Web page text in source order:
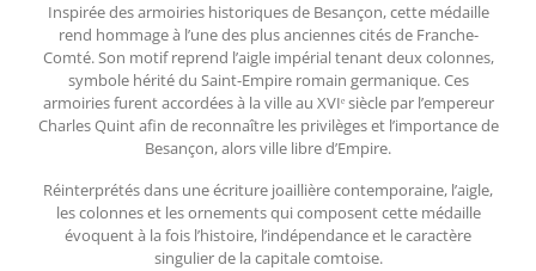
Inspirée des armoiries historiques de Besançon, cette médaille
rend hommage à l’une des plus anciennes cités de Franche-
Comté. Son motif reprend l’aigle impérial tenant deux colonnes,
symbole hérité du Saint-Empire romain germanique. Ces
armoiries furent accordées à la ville au XVIᵉsiècle par l’empereur
Charles Quint afin de reconnaître les privilèges et l’importance de
Besançon, alors ville libre d’Empire.
Réinterprétés dans une écriture joaillière contemporaine, l’aigle,
les colonnes et les ornements qui composent cette médaille
évoquent à la fois l’histoire, l’indépendance et le caractère
singulier de la capitale comtoise.